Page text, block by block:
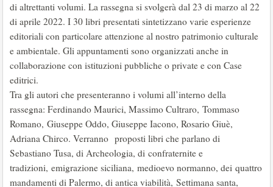
di altrettanti volumi. La rassegna si svolgerà dal 23 di marzo al 22
di aprile 2022. I 30 libri presentati sintetizzano varie esperienze
editoriali con particolare attenzione al nostro patrimonio culturale
e ambientale. Gli appuntamenti sono organizzati anche in
collaborazione con istituzioni pubbliche o private e con Case
editrici.
Tra gli autori che presenteranno i volumi all’interno della
rassegna: Ferdinando Maurici, Massimo Cultraro, Tommaso
Romano, Giuseppe Oddo, Giuseppe Iacono, Rosario Giuè,
Adriana Chirco. Verranno proposti libri che parlano di
Sebastiano Tusa, di Archeologia, di confraternite e
tradizioni, emigrazione siciliana, medioevo normanno, dei quattro
mandamenti di Palermo, di antica viabilità, Settimana santa,